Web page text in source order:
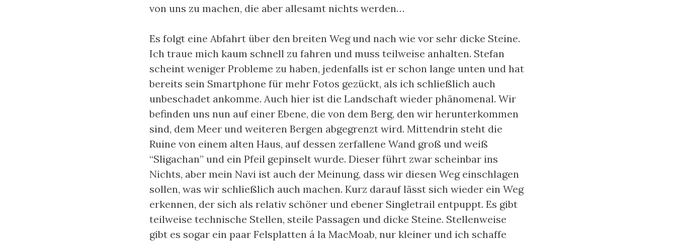
von uns zu machen, die aber allesamt nichts werden…
Es folgt eine Abfahrt über den breiten Weg und nach wie vor sehr dicke Steine.
Ich traue mich kaum schnell zu fahren und muss teilweise anhalten. Stefan
scheint weniger Probleme zu haben, jedenfalls ist er schon lange unten und hat
bereits sein Smartphone für mehr Fotos gezückt, als ich schließlich auch
unbeschadet ankomme. Auch hier ist die Landschaft wieder phänomenal. Wir
befinden uns nun auf einer Ebene, die von dem Berg, den wir herunterkommen
sind, dem Meer und weiteren Bergen abgegrenzt wird. Mittendrin steht die
Ruine von einem alten Haus, auf dessen zerfallene Wand groß und weiß
“Sligachan” und ein Pfeil gepinselt wurde. Dieser führt zwar scheinbar ins
Nichts, aber mein Navi ist auch der Meinung, dass wir diesen Weg einschlagen
sollen, was wir schließlich auch machen. Kurz darauf lässt sich wieder ein Weg
erkennen, der sich als relativ schöner und ebener Singletrail entpuppt. Es gibt
teilweise technische Stellen, steile Passagen und dicke Steine. Stellenweise
gibt es sogar ein paar Felsplatten á la MacMoab, nur kleiner und ich schaffe